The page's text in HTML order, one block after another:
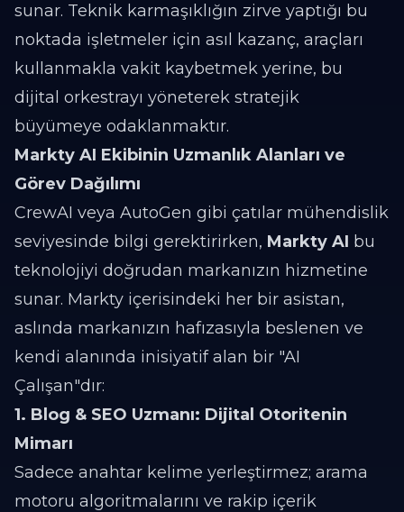
sunar. Teknik karmaşıklığın zirve yaptığı bu
noktada işletmeler için asıl kazanç, araçları
kullanmakla vakit kaybetmek yerine, bu
dijital orkestrayı yöneterek stratejik
büyümeye odaklanmaktır.
Markty AI Ekibinin Uzmanlık Alanları ve
Görev Dağılımı
CrewAI veya AutoGen gibi çatılar mühendislik
seviyesinde bilgi gerektirirken, Markty AI bu
teknolojiyi doğrudan markanızın hizmetine
sunar. Markty içerisindeki her bir asistan,
aslında markanızın hafızasıyla beslenen ve
kendi alanında inisiyatif alan bir "AI
Çalışan"dır:
1. Blog & SEO Uzmanı: Dijital Otoritenin
Mimarı
Sadece anahtar kelime yerleştirmez; arama
motoru algoritmalarını ve rakip içerik